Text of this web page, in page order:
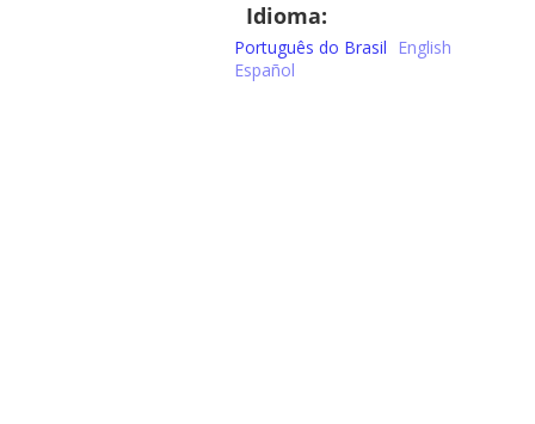
Idioma:
Português do Brasil
English
Español